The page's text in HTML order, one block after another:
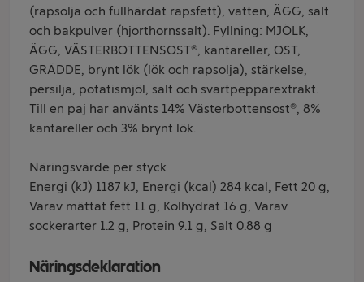
(rapsolja och fullhärdat rapsfett), vatten, ÄGG, salt
och bakpulver (hjorthornssalt). Fyllning: MJÖLK,
ÄGG, VÄSTERBOTTENSOST®, kantareller, OST,
GRÄDDE, brynt lök (lök och rapsolja), stärkelse,
persilja, potatismjöl, salt och svartpepparextrakt.
Till en paj har använts 14% Västerbottensost®, 8%
kantareller och 3% brynt lök.
Näringsvärde per styck
Energi (kJ) 1187 kJ, Energi (kcal) 284 kcal, Fett 20 g,
Varav mättat fett 11 g, Kolhydrat 16 g, Varav
sockerarter 1.2 g, Protein 9.1 g, Salt 0.88 g
Näringsdeklaration